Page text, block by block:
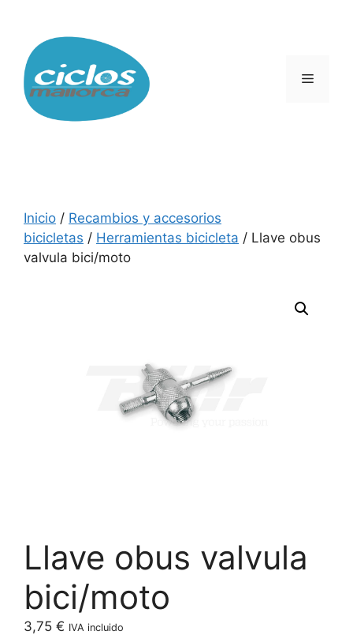
contenido
Menú
Inicio / Recambios y accesorios
bicicletas / Herramientas bicicleta / Llave obus
valvula bici/moto
Llave obus valvula
bici/moto
3,75 € IVA incluido